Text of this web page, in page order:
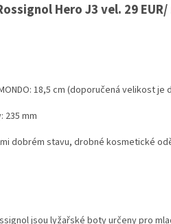
Hero J3 vel. 29
18,5 cm (doporučená velikost je
235 mm
dobrém stavu, drobné kosmetické
jsou lyžařské boty určeny pro